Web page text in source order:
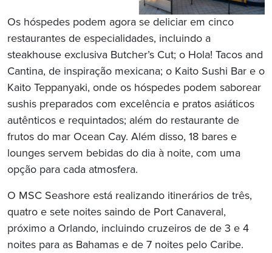
Os hóspedes podem agora se deliciar em cinco
restaurantes de especialidades, incluindo a
steakhouse exclusiva Butcher’s Cut; o Hola! Tacos and
Cantina, de inspiração mexicana; o Kaito Sushi Bar e o
Kaito Teppanyaki, onde os hóspedes podem saborear
sushis preparados com excelência e pratos asiáticos
autênticos e requintados; além do restaurante de
frutos do mar Ocean Cay. Além disso, 18 bares e
lounges servem bebidas do dia à noite, com uma
opção para cada atmosfera.
O MSC Seashore está realizando itinerários de três,
quatro e sete noites saindo de Port Canaveral,
próximo a Orlando, incluindo cruzeiros de de 3 e 4
noites para as Bahamas e de 7 noites pelo Caribe.